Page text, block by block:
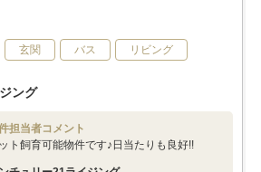
玄関 バス リビング
ング
担当者コメント
ト飼育可能物件です♪日当たりも良好!!